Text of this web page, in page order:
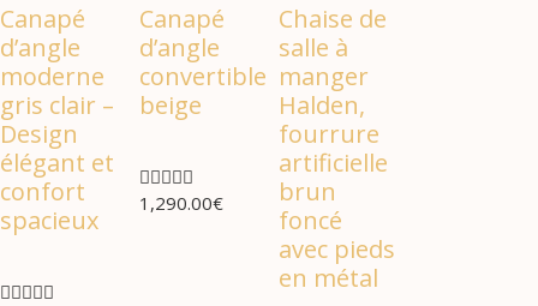
Canapé
d’angle
moderne
gris clair –
Design
élégant et
confort
spacieux

Canapé
d’angle
convertible
beige

1,290.00€
Chaise de
salle à
manger
Halden,
fourrure
artificielle
brun
foncé
avec pieds
en métal